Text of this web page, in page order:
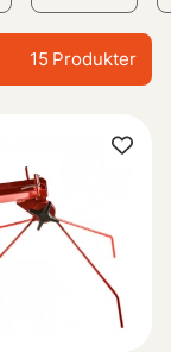
15 Produkter